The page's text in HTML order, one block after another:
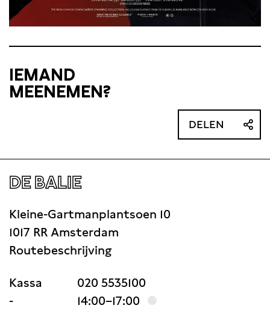
IEMAND
MEENEMEN?
DELEN
DE BALIE
Kleine-Gartmanplantsoen 10
1017 RR Amsterdam
Routebeschrijving
Kassa
020 5535100
-
14:00–17:00